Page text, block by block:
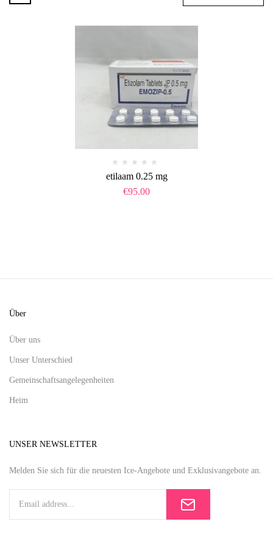
etilaam 0.25 mg​
€95.00
Über
Über uns
Unser Unterschied
Gemeinschaftsangelegenheiten
Heim
UNSER NEWSLETTER
Melden Sie sich für die neuesten Ice-Angebote und Exklusivangebote an.